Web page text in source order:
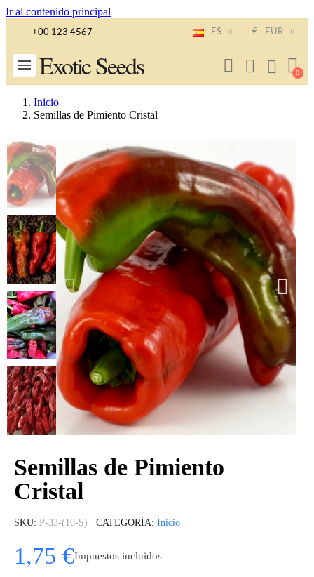
Ir al contenido principal
+00 123 4567 ES € EUR
Exotic Seeds
Inicio
Semillas de Pimiento Cristal
Semillas de Pimiento
Cristal
SKU P-33-(10-S) CATEGORÍA Inicio
1,75 €Impuestos incluidos